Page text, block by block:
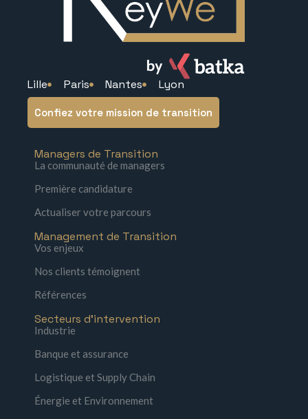
Lille Paris Nantes Lyon
Confiez votre mission de transition
Managers de Transition
La communauté de managers
Première candidature
Actualiser votre parcours
Management de Transition
Vos enjeux
Nos clients témoignent
Références
Secteurs d'intervention
Industrie
Banque et assurance
Logistique et Supply Chain
Énergie et Environnement